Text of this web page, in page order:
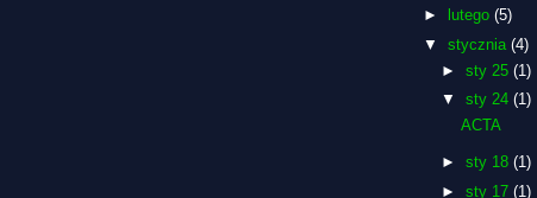
►
lutego (5)
▼ stycznia (4)
►sty 25(1)
▼sty 24(1)
ACTA
►sty 18(1)
►sty 17(1)